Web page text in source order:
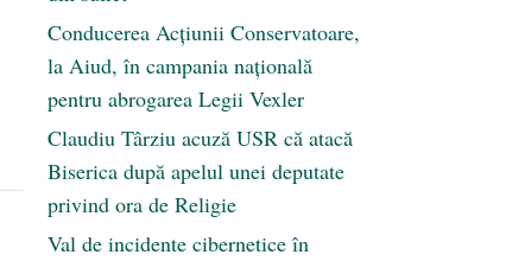
Conducerea Acțiunii Conservatoare,
la Aiud, în campania națională
pentru abrogarea Legii Vexler
Claudiu Târziu acuză USR că atacă
Biserica după apelul unei deputate
privind ora de Religie
Val de incidente cibernetice în